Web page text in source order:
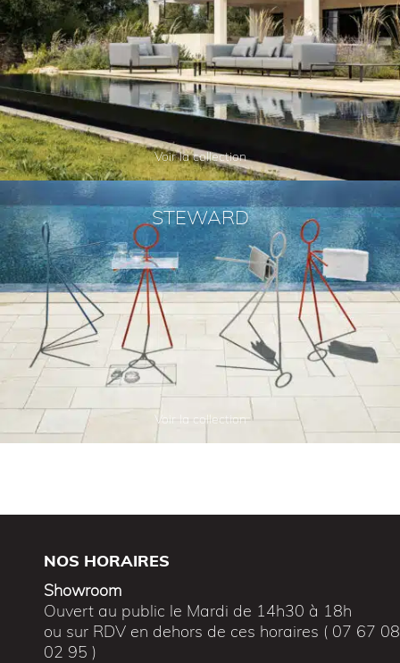
Voir la collection
STEWARD
Voir la collection
NOS HORAIRES
Showroom
Ouvert au public le Mardi de 14h30 à 18h
ou sur RDV en dehors de ces horaires ( 07 67 08
02 95 )